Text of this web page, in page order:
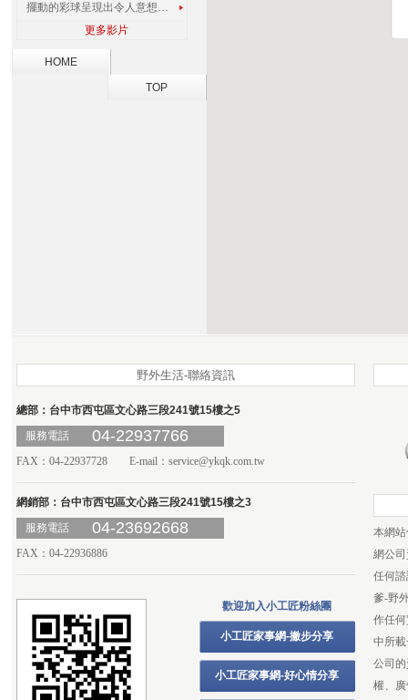
擺動的彩球呈現出令人意想不到的視覺效果
更多影片
HOME
TOP
野外生活-聯絡資訊
總部：台中市西屯區文心路三段241號15樓之5
服務電話
04-22937766
FAX：04-22937728 E-mail： service@ykqk.com.tw
網銷部：台中市西屯區文心路三段241號15樓之3
服務電話
04-23692668
FAX：04-22936886
歡迎加入小工匠粉絲團
小工匠家事網-撇步分享
小工匠家事網-好心情分享
本網
網公
任何
爹-野
作任
中所
公司
權、